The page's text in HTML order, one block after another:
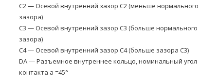
C2 — Осевой внутренний зазор C2 (меньше нормального
зазора)
C3 — Осевой внутренний зазор C3 (больше нормального
зазора)
C4 — Осевой внутренний зазор C4 (больше зазора C3)
DA — Разъемное внутреннее кольцо, номинальный угол
контакта a =45°